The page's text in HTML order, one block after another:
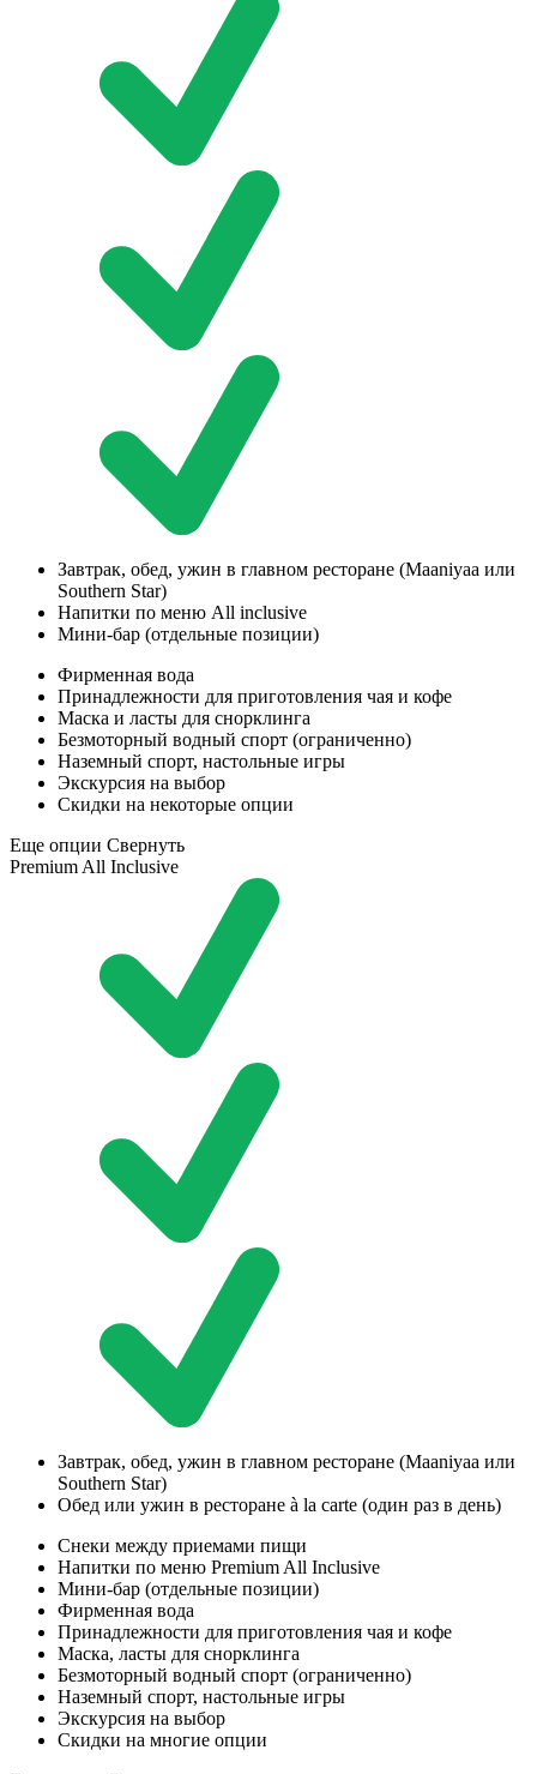
Завтрак, обед, ужин в главном ресторане (Maaniyaa или
Southern Star)
Напитки по меню All inclusive
Мини-бар (отдельные позиции)
Фирменная вода
Принадлежности для приготовления чая и кофе
Маска и ласты для снорклинга
Безмоторный водный спорт (ограниченно)
Наземный спорт, настольные игры
Экскурсия на выбор
Скидки на некоторые опции
Еще опции Свернуть
Premium All Inclusive
Завтрак, обед, ужин в главном ресторане (Maaniyaa или
Southern Star)
Обед или ужин в ресторане à la carte (один раз в день)
Снеки между приемами пищи
Напитки по меню Premium All Inclusive
Мини-бар (отдельные позиции)
Фирменная вода
Принадлежности для приготовления чая и кофе
Маска, ласты для снорклинга
Безмоторный водный спорт (ограниченно)
Наземный спорт, настольные игры
Экскурсия на выбор
Скидки на многие опции